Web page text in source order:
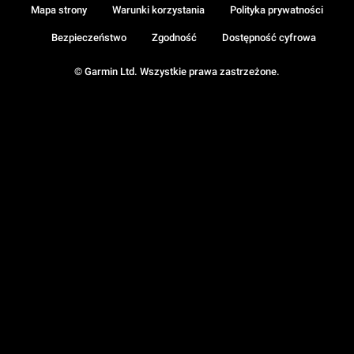
© Garmin Ltd. Wszystkie prawa zastrzeżone.
Mapa strony Warunki korzystania Polityka prywatności
Bezpieczeństwo Zgodność Dostępność cyfrowa